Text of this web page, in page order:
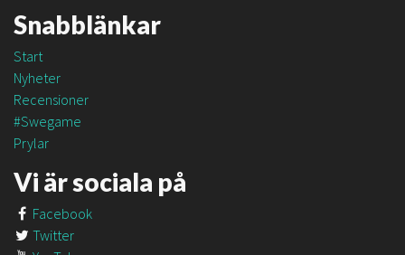
Snabblänkar
Start
Nyheter
Recensioner
#Swegame
Prylar
Vi är sociala på
Facebook
Twitter